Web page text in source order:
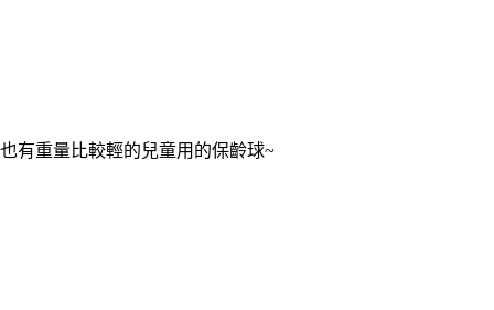
也有重量比較輕的兒童用的保齡球~